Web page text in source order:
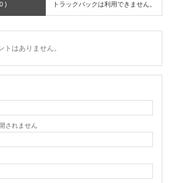
) トラックバックは利用できません。
トはありません。
されません